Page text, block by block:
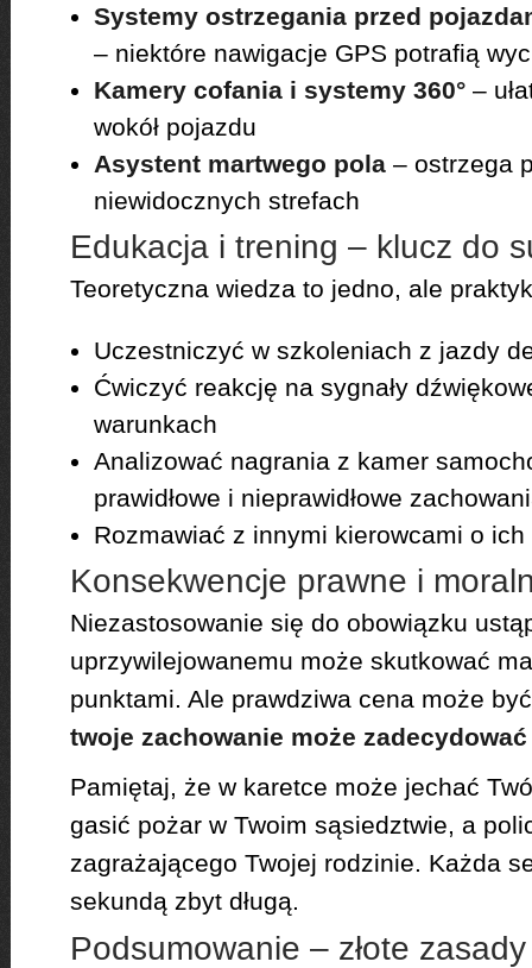
Systemy ostrzegania przed
– niektóre nawigacje GPS potrafią
Kamery cofania i systemy 360°–
wokół pojazdu
Asystent martwego pola– ostrzega
niewidocznych strefach
Edukacja i trening – klucz do
Teoretyczna wiedza to jedno, ale
Uczestniczyć w szkoleniach z jazdy
Ćwiczyć reakcję na sygnały
warunkach
Analizować nagrania z kamer
prawidłowe i nieprawidłowe
Rozmawiać z innymi kierowcami o
Konsekwencje prawne i
Niezastosowanie się do obowiązku
uprzywilejowanemu może skutkować
punktami. Ale prawdziwa cena może
twoje zachowanie może
Pamiętaj, że w karetce może jechać
gasić pożar w Twoim sąsiedztwie, a
zagrażającego Twojej rodzinie. Każda
sekundą zbyt długą.
Podsumowanie – złote zasady